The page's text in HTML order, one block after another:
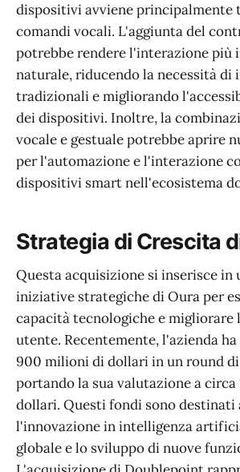
dispositivi avviene principalmente
comandi vocali. L'aggiunta del
potrebbe rendere l'interazione più
naturale, riducendo la necessità di
tradizionali e migliorando
dei dispositivi. Inoltre, la
vocale e gestuale potrebbe aprire
per l'automazione e l'interazione
dispositivi smart nell'ecosistema
Strategia di Crescita
Questa acquisizione si inserisce in
iniziative strategiche di Oura per
capacità tecnologiche e migliorare
utente. Recentemente, l'azienda
900 milioni di dollari in un round
portando la sua valutazione a circa
dollari. Questi fondi sono destinati
l'innovazione in intelligenza
globale e lo sviluppo di nuove